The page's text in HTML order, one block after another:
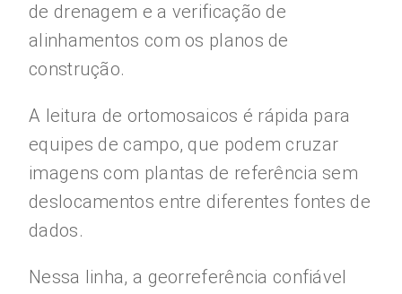
de drenagem e a verificação de
alinhamentos com os planos de
construção.
A leitura de ortomosaicos é rápida para
equipes de campo, que podem cruzar
imagens com plantas de referência sem
deslocamentos entre diferentes fontes de
dados.
Nessa linha, a georreferência confiável